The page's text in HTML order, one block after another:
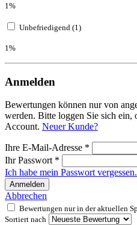
1%
Unbefriedigend (1)
1%
Anmelden
Bewertungen können nur von
werden. Bitte loggen Sie sich ein,
Account. Neuer Kunde?
Ihre E-Mail-Adresse *
Ihr Passwort *
Ich habe mein Passwort vergessen.
Anmelden
Abbrechen
Bewertungen nur in der aktuellen
Sortiert nach